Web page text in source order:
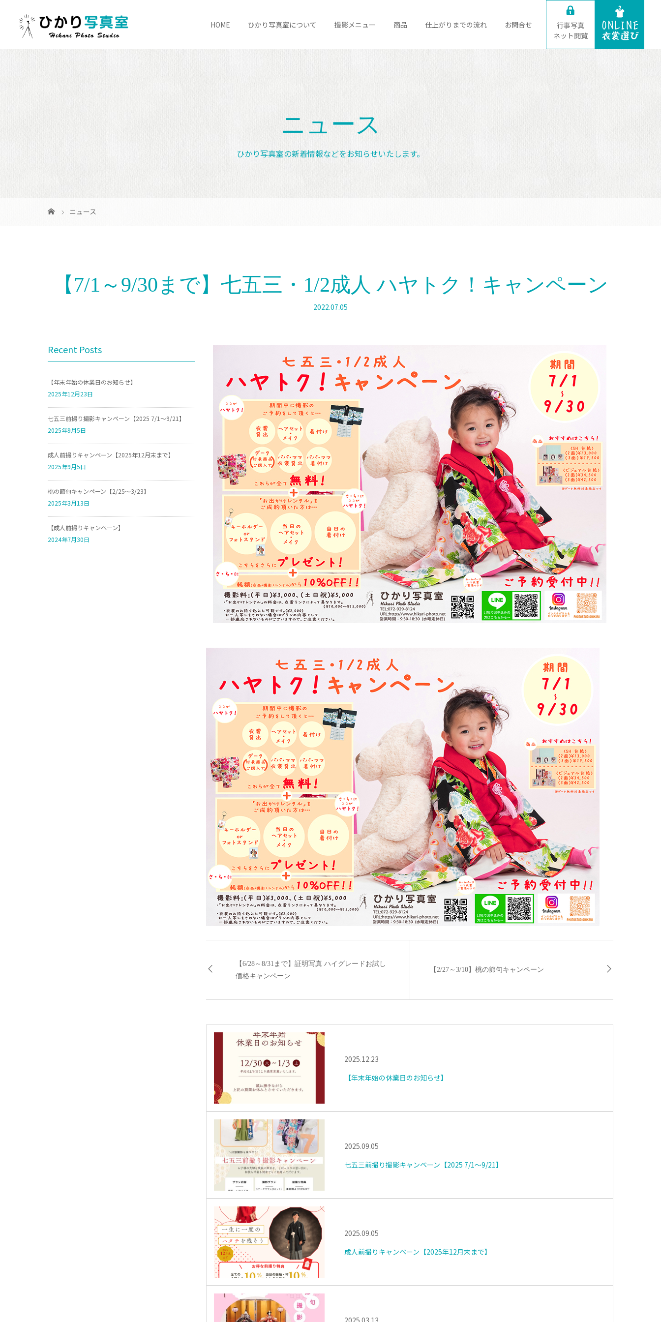
HOME ひかり写真室について 撮影メニュー 商品 仕上がりまでの流れ お問合せ
行事写真
ネット閲覧
ニュース
ひかり写真室の新着情報などをお知らせいたします。
ニュース
【7/1～9/30まで】七五三・1/2成人 ハヤトク！キャンペーン
2022.07.05
【6/28～8/31まで】証明写真 ハイグレードお試し
価格キャンペーン
【2/27～3/10】桃の節句キャンペーン
2025.12.23
【年末年始の休業日のお知らせ】
2025.09.05
七五三前撮り撮影キャンペーン【2025 7/1～9/21】
2025.09.05
成人前撮りキャンペーン【2025年12月末まで】
2025.03.13
Recent Posts
【年末年始の休業日のお知らせ】
2025年12月23日
七五三前撮り撮影キャンペーン【2025 7/1～9/21】
2025年9月5日
成人前撮りキャンペーン【2025年12月末まで】
2025年9月5日
桃の節句キャンペーン【2/25～3/23】
2025年3月13日
【成人前撮りキャンペーン】
2024年7月30日